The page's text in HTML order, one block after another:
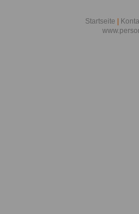
Startseite